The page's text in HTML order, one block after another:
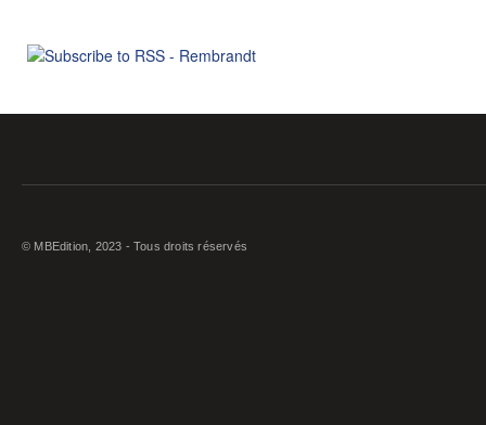
© MBEdition, 2023 - Tous droits réservés